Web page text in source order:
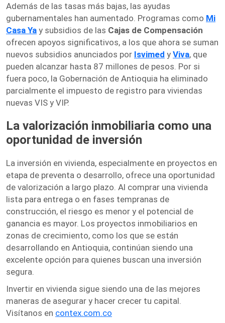
Además de las tasas más bajas, las ayudas
gubernamentales han aumentado. Programas como Mi
Casa Ya y subsidios de las Cajas de Compensación
ofrecen apoyos significativos, a los que ahora se suman
nuevos subsidios anunciados por Isvimed y Viva, que
pueden alcanzar hasta 87 millones de pesos. Por si
fuera poco, la Gobernación de Antioquia ha eliminado
parcialmente el impuesto de registro para viviendas
nuevas VIS y VIP.
La valorización inmobiliaria como una
oportunidad de inversión
La inversión en vivienda, especialmente en proyectos en
etapa de preventa o desarrollo, ofrece una oportunidad
de valorización a largo plazo. Al comprar una vivienda
lista para entrega o en fases tempranas de
construcción, el riesgo es menor y el potencial de
ganancia es mayor. Los proyectos inmobiliarios en
zonas de crecimiento, como los que se están
desarrollando en Antioquia, continúan siendo una
excelente opción para quienes buscan una inversión
segura.
Invertir en vivienda sigue siendo una de las mejores
maneras de asegurar y hacer crecer tu capital.
Visítanos en contex.com.co